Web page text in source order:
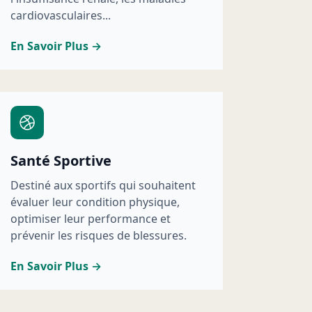
cardiovasculaires...
En Savoir Plus →
Santé Sportive
Destiné aux sportifs qui souhaitent
évaluer leur condition physique,
optimiser leur performance et
prévenir les risques de blessures.
En Savoir Plus →